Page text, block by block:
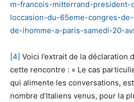
m-francois-mitterrand-
loccasion-du-65eme-congres-
de-lhomme-a-paris-samedi-20-
[4] Voici l’extrait de la déclaration
cette rencontre : « Le cas
qui alimente les conversations,
nombre d’Italiens venus, pour la